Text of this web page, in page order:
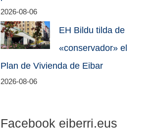
2026-08-06
EH Bildu tilda de
«conservador» el
Plan de Vivienda de Eibar
2026-08-06
Facebook eiberri.eus